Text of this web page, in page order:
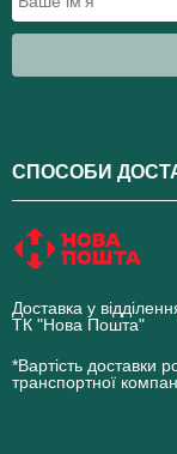
СПОСОБИ
Доставка у
ТК "Нова Пошта"
*Вартість доставки
транспортної